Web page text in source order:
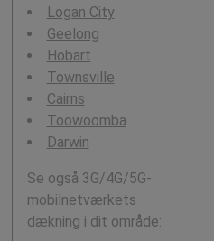
Logan City
Geelong
Hobart
Townsville
Cairns
Toowoomba
Darwin
Se også 3G/4G/5G-
mobilnetværkets
dækning i dit område: